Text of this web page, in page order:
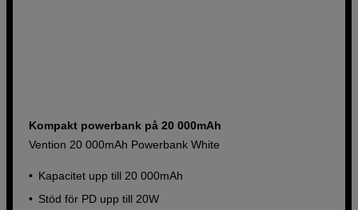
Kompakt powerbank på 20 000mAh
Vention 20 000mAh Powerbank White
Kapacitet upp till 20 000mAh
Stöd för PD upp till 20W